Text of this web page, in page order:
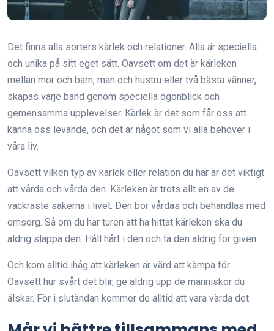
Det finns alla sorters kärlek och relationer. Alla är speciella
och unika på sitt eget sätt. Oavsett om det är kärleken
mellan mor och barn, man och hustru eller två bästa vänner,
skapas varje band genom speciella ögonblick och
gemensamma upplevelser. Kärlek är det som får oss att
känna oss levande, och det är något som vi alla behöver i
våra liv.
Oavsett vilken typ av kärlek eller relation du har är det viktigt
att vårda och vårda den. Kärleken är trots allt en av de
vackraste sakerna i livet. Den bör vårdas och behandlas med
omsorg. Så om du har turen att ha hittat kärleken ska du
aldrig släppa den. Håll hårt i den och ta den aldrig för given.
Och kom alltid ihåg att kärleken är värd att kämpa för.
Oavsett hur svårt det blir, ge aldrig upp de människor du
älskar. För i slutändan kommer de alltid att vara värda det.